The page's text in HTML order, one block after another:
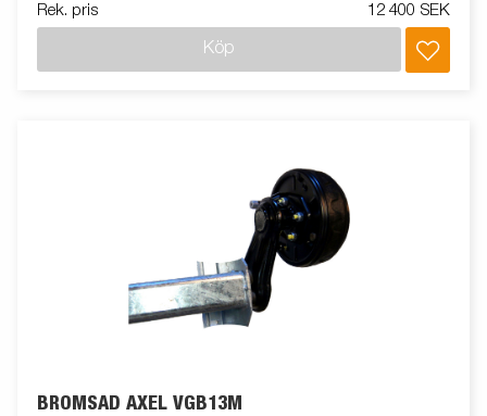
Rek. pris 12 400 SEK
Köp
BROMSAD AXEL VGB13M